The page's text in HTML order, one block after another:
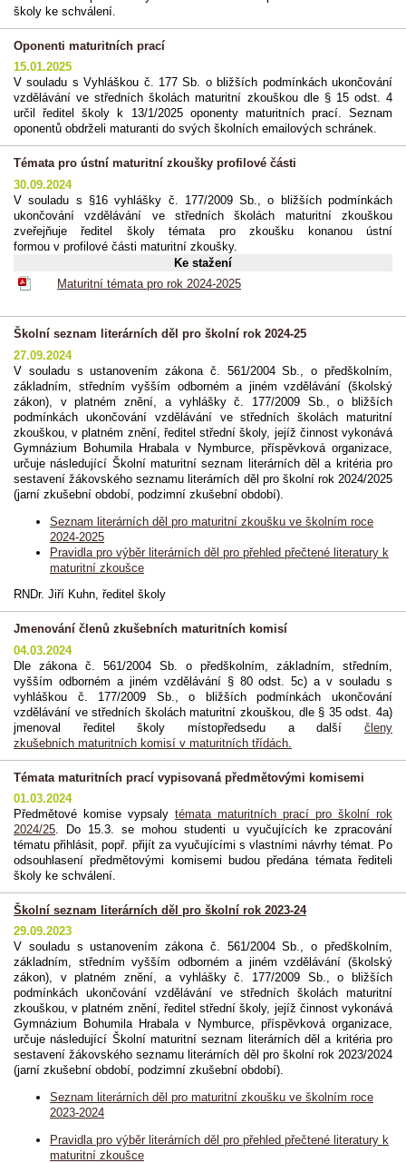
školy ke schválení.
Oponenti maturitních prací
15.01.2025
V souladu s Vyhláškou č. 177 Sb. o bližších podmínkách ukončování
vzdělávání ve středních školách maturitní zkouškou dle § 15 odst. 4
určil ředitel školy k 13/1/2025 oponenty maturitních prací. Seznam
oponentů obdrželi maturanti do svých školních emailových schránek.
Témata pro ústní maturitní zkoušky profilové části
30.09.2024
V souladu s §16 vyhlášky č. 177/2009 Sb., o bližších podmínkách
ukončování vzdělávání ve středních školách maturitní zkouškou
zveřejňuje ředitel školy témata pro zkoušku konanou ústní
formou v profilové části maturitní zkoušky.
Ke stažení
Maturitní témata pro rok 2024-2025
Školní seznam literárních děl pro školní rok 2024-25
27.09.2024
V souladu s ustanovením zákona č. 561/2004 Sb., o předškolním,
základním, středním vyšším odborném a jiném vzdělávání (školský
zákon), v platném znění, a vyhlášky č. 177/2009 Sb., o bližších
podmínkách ukončování vzdělávání ve středních školách maturitní
zkouškou, v platném znění, ředitel střední školy, jejíž činnost vykonává
Gymnázium Bohumila Hrabala v Nymburce, příspěvková organizace,
určuje následující Školní maturitní seznam literárních děl a kritéria pro
sestavení žákovského seznamu literárních děl pro školní rok 2024/2025
(jarní zkušební období, podzimní zkušební období).
Seznam literárních děl pro maturitní zkoušku ve školním roce
2024-2025
Pravidla pro výběr literárních děl pro přehled přečtené literatury k
maturitní zkoušce
RNDr. Jiří Kuhn, ředitel školy
Jmenování členů zkušebních maturitních komisí
04.03.2024
Dle zákona č. 561/2004 Sb. o předškolním, základním, středním,
vyšším odborném a jiném vzdělávání § 80 odst. 5c) a v souladu s
vyhláškou č. 177/2009 Sb., o bližších podmínkách ukončování
vzdělávání ve středních školách maturitní zkouškou, dle § 35 odst. 4a)
jmenoval ředitel školy místopředsedu a další členy
zkušebních maturitních komisí v maturitních třídách.
Témata maturitních prací vypisovaná předmětovými komisemi
01.03.2024
Předmětové komise vypsaly témata maturitních prací pro školní rok
2024/25. Do 15.3. se mohou studenti u vyučujících ke zpracování
tématu přihlásit, popř. přijít za vyučujícími s vlastními návrhy témat. Po
odsouhlasení předmětovými komisemi budou předána témata řediteli
školy ke schválení.
Školní seznam literárních děl pro školní rok 2023-24
29.09.2023
V souladu s ustanovením zákona č. 561/2004 Sb., o předškolním,
základním, středním vyšším odborném a jiném vzdělávání (školský
zákon), v platném znění, a vyhlášky č. 177/2009 Sb., o bližších
podmínkách ukončování vzdělávání ve středních školách maturitní
zkouškou, v platném znění, ředitel střední školy, jejíž činnost vykonává
Gymnázium Bohumila Hrabala v Nymburce, příspěvková organizace,
určuje následující Školní maturitní seznam literárních děl a kritéria pro
sestavení žákovského seznamu literárních děl pro školní rok 2023/2024
(jarní zkušební období, podzimní zkušební období).
Seznam literárních děl pro maturitní zkoušku ve školním roce
2023-2024
Pravidla pro výběr literárních děl pro přehled přečtené literatury k
maturitní zkoušce